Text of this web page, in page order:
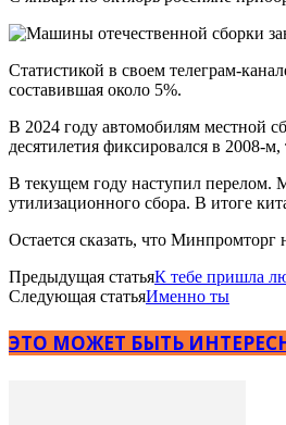
Статистикой в своем телеграм-
составившая около 5%.
В 2024 году автомобилям местной
десятилетия фиксировался в 2008-
В текущем году наступил перелом.
утилизационного сбора. В итоге
Остается сказать, что
Предыдущая статьяК тебе пришла
Следующая статьяИменно ты
ЭТО МОЖЕТ БЫТЬ